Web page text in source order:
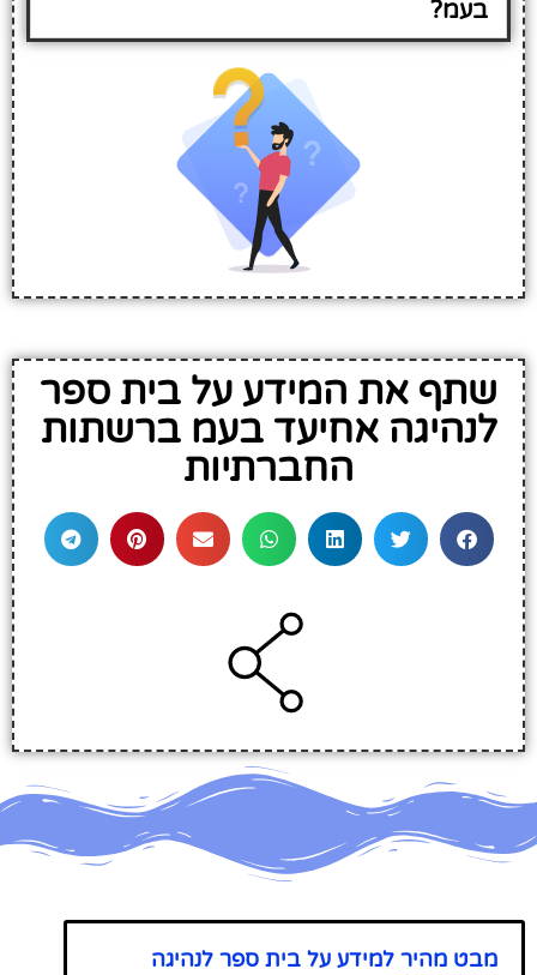
בעמ?
שתף את המידע על בית ספר
לנהיגה אחיעד בעמ ברשתות
החברתיות
מבט מהיר למידע על בית ספר לנהיגה